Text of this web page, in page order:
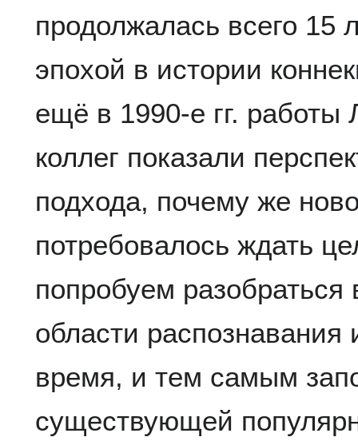
продолжалась всего 15
эпохой в истории
ещё в 1990-е гг. работы
коллег показали
подхода, почему же
потребовалось ждать
попробуем
области распознавания
время, и тем самым
существующей